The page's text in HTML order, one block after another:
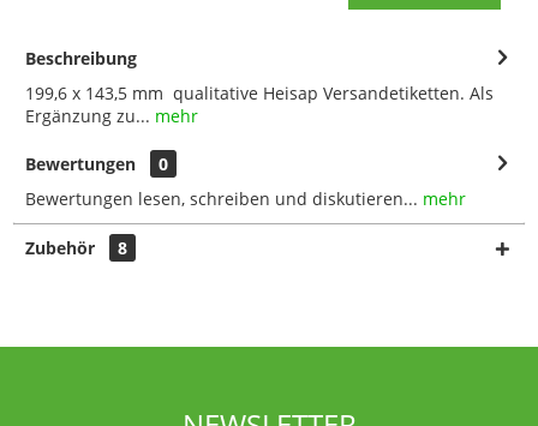
Beschreibung
199,6 x 143,5 mm qualitative Heisap Versandetiketten. Als
Ergänzung zu... mehr
Bewertungen
0
Bewertungen lesen, schreiben und diskutieren... mehr
Zubehör 8